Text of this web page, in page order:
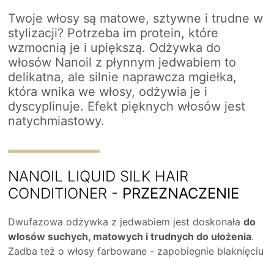
Twoje włosy są matowe, sztywne i trudne w
stylizacji? Potrzeba im protein, które
wzmocnią je i upiększą. Odżywka do
włosów Nanoil z płynnym jedwabiem to
delikatna, ale silnie naprawcza mgiełka,
która wnika we włosy, odżywia je i
dyscyplinuje. Efekt pięknych włosów jest
natychmiastowy.
NANOIL LIQUID SILK HAIR
CONDITIONER - PRZEZNACZENIE
Dwufazowa odżywka z jedwabiem jest doskonałado
włosów suchych, matowych i trudnych do ułożenia.
Zadba też o włosy farbowane - zapobiegnie blaknięciu